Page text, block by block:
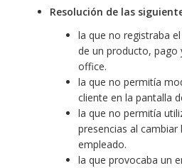
Resolución de las
la que no registraba
de un producto, pago
office.
la que no permitía
cliente en la pantalla
la que no permitía
presencias al
empleado.
la que provocaba un